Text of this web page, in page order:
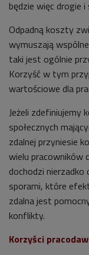
będzie więc drogie
Odpadną koszty
wymuszają
taki jest ogólnie
Korzyść w tym
wartościowe dla
Jeżeli zdefiniujemy
społecznych
zdalnej przyniesie
wielu pracowników
dochodzi
sporami, które
zdalna jest
konflikty.
Korzyści